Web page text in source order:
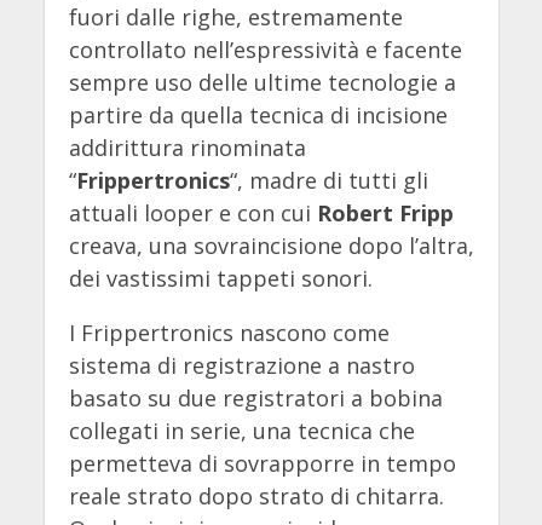
fuori dalle righe, estremamente
controllato nell’espressività e facente
sempre uso delle ultime tecnologie a
partire da quella tecnica di incisione
addirittura rinominata
“Frippertronics“, madre di tutti gli
attuali looper e con cui Robert Fripp
creava, una sovraincisione dopo l’altra,
dei vastissimi tappeti sonori.
I Frippertronics nascono come
sistema di registrazione a nastro
basato su due registratori a bobina
collegati in serie, una tecnica che
permetteva di sovrapporre in tempo
reale strato dopo strato di chitarra.